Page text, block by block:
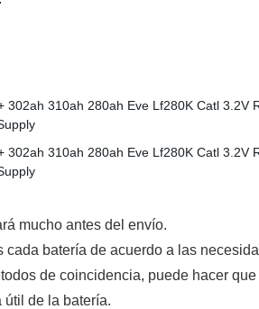
mucho antes del envío.
cada batería de acuerdo a las
de coincidencia, puede hacer
útil de la batería.